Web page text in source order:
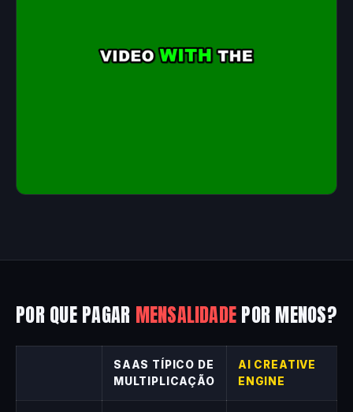
POR QUE PAGAR MENSALIDADEPOR MENOS?
SAAS TÍPICO DE
MULTIPLICAÇÃO
AI CREATIVE
ENGINE